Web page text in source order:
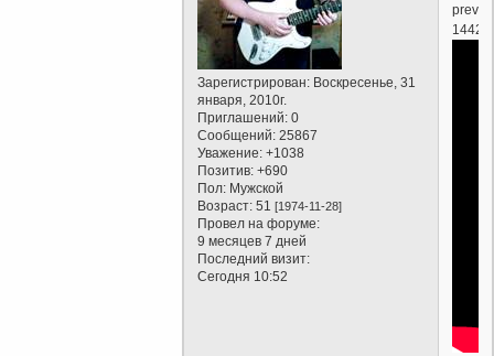
Зарегистрирован: Воскресенье, 31
января, 2010г.
Приглашений: 0
Сообщений: 25867
Уважение: +1038
Позитив: +690
Пол: Мужской
Возраст: 51[1974-11-28]
Провел на форуме:
9 месяцев 7 дней
Последний визит:
Сегодня 10:52